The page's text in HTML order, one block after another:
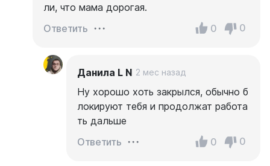
ли, что мама дорогая.
Ответить
0 0
Данила L N 2 мес назад
Ну хорошо хоть закрылся, обычно б
локируют тебя и продолжат работа
ть дальше
Ответить
0 0